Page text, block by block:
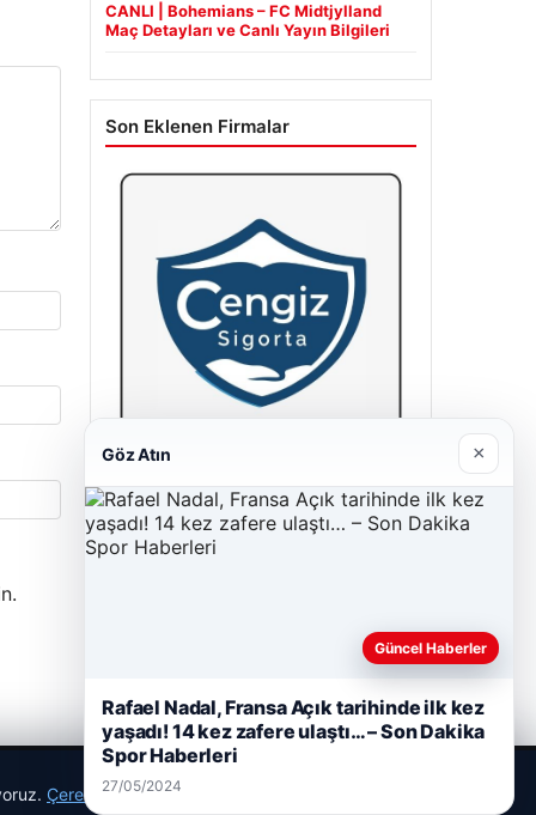
CANLI | Bohemians – FC Midtjylland
Maç Detayları ve Canlı Yayın Bilgileri
Son Eklenen Firmalar
Cengiz Sigorta
23/06/2026
Çerez Politikamız
Göz Atın ×
Güncel Haberler
Rafael Nadal, Fransa Açık tarihinde ilk kez
yaşadı! 14 kez zafere ulaştı… – Son Dakika
Spor Haberleri
27/05/2024